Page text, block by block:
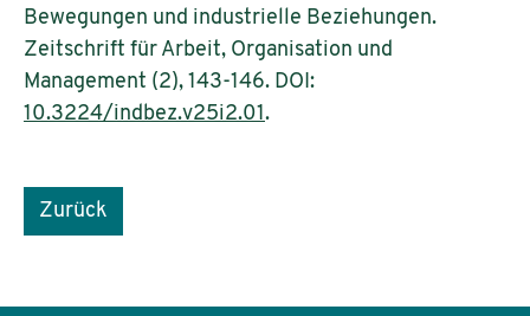
Bewegungen und industrielle Beziehungen.
Zeitschrift für Arbeit, Organisation und
Management (2), 143-146. DOI:
10.3224/indbez.v25i2.01.
Zurück